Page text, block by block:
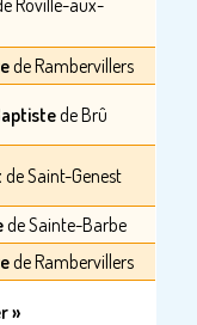
Roville-aux-
de Rambervillers
de Brû
de Saint-Genest
de Sainte-Barbe
de Rambervillers
»